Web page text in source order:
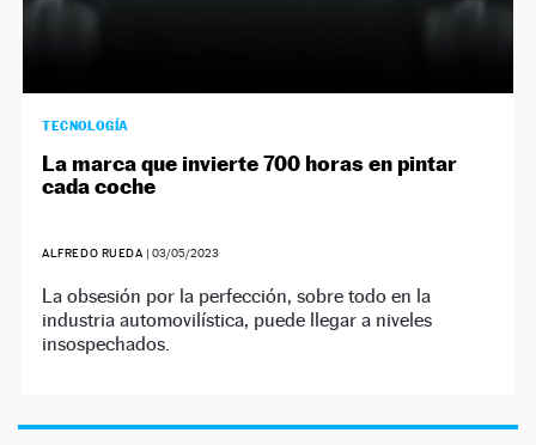
TECNOLOGÍA
La marca que invierte 700 horas en pintar
cada coche
ALFREDO RUEDA | 03/05/2023
La obsesión por la perfección, sobre todo en la
industria automovilística, puede llegar a niveles
insospechados.